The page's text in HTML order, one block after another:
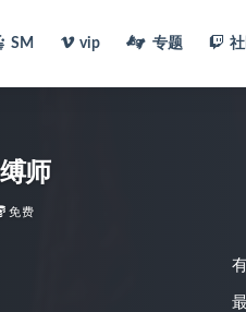
SM vip 专题
师
免费